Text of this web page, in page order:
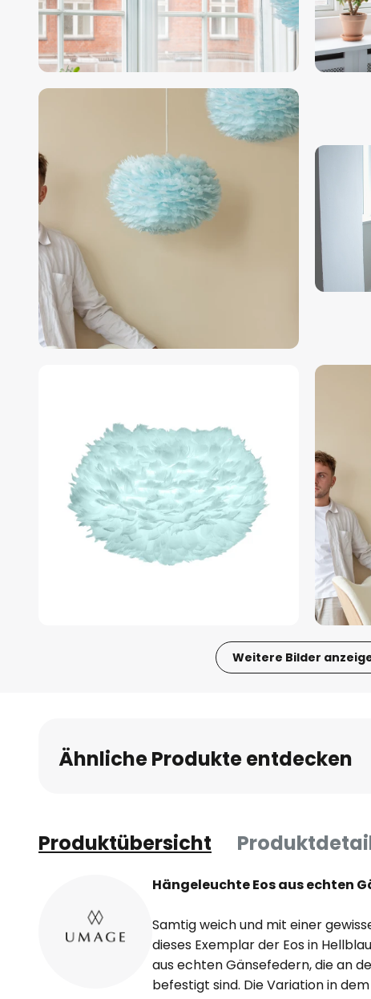
Weitere Bilder
Bildgalerie
springen
Ähnliche Produkte entdecken
Produktübersicht
Hängeleuchte Eos aus echten
Samtig weich und mit einer
dieses Exemplar der Eos in
aus echten Gänsefedern, die an
befestigt sind. Die Variation in